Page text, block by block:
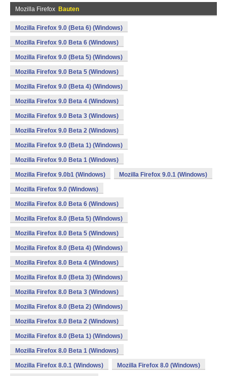
Mozilla Firefox Bauten
Mozilla Firefox 9.0 (Beta 6) (Windows)
Mozilla Firefox 9.0 Beta 6 (Windows)
Mozilla Firefox 9.0 (Beta 5) (Windows)
Mozilla Firefox 9.0 Beta 5 (Windows)
Mozilla Firefox 9.0 (Beta 4) (Windows)
Mozilla Firefox 9.0 Beta 4 (Windows)
Mozilla Firefox 9.0 Beta 3 (Windows)
Mozilla Firefox 9.0 Beta 2 (Windows)
Mozilla Firefox 9.0 (Beta 1) (Windows)
Mozilla Firefox 9.0 Beta 1 (Windows)
Mozilla Firefox 9.0b1 (Windows) Mozilla Firefox 9.0.1 (Windows)
Mozilla Firefox 9.0 (Windows)
Mozilla Firefox 8.0 Beta 6 (Windows)
Mozilla Firefox 8.0 (Beta 5) (Windows)
Mozilla Firefox 8.0 Beta 5 (Windows)
Mozilla Firefox 8.0 (Beta 4) (Windows)
Mozilla Firefox 8.0 Beta 4 (Windows)
Mozilla Firefox 8.0 (Beta 3) (Windows)
Mozilla Firefox 8.0 Beta 3 (Windows)
Mozilla Firefox 8.0 (Beta 2) (Windows)
Mozilla Firefox 8.0 Beta 2 (Windows)
Mozilla Firefox 8.0 (Beta 1) (Windows)
Mozilla Firefox 8.0 Beta 1 (Windows)
Mozilla Firefox 8.0.1 (Windows) Mozilla Firefox 8.0 (Windows)